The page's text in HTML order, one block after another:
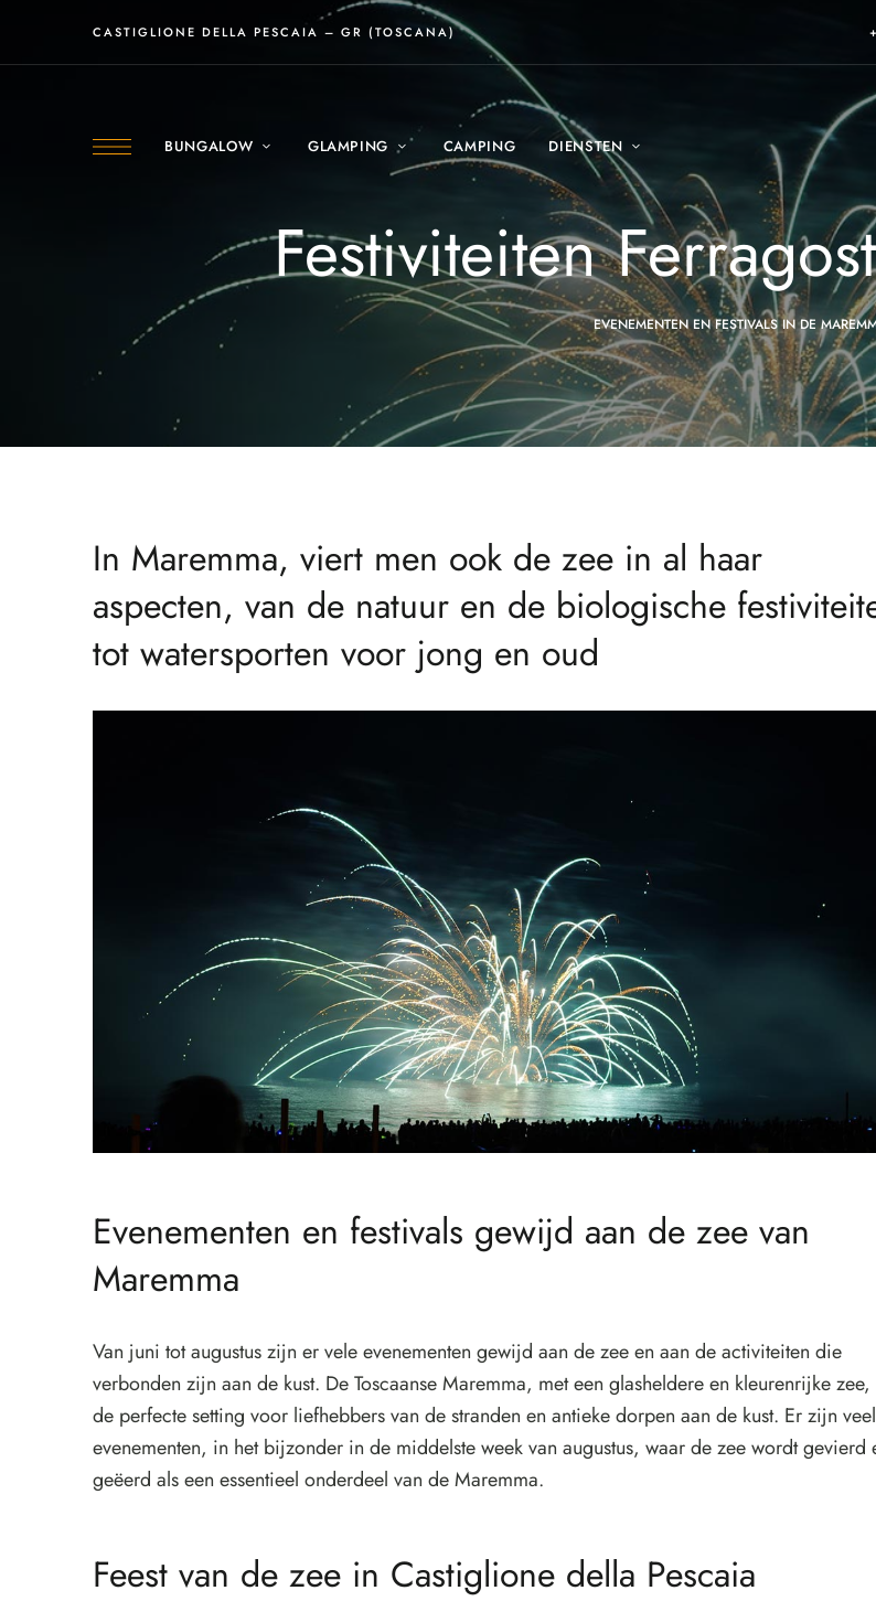
CASTIGLIONE DELLA PESCAIA – GR (TOSCANA)
BUNGALOW GLAMPING CAMPING DIENSTEN
Festiviteiten
EVENEMENTEN EN FESTIVALS IN DE
In Maremma, viert men ook de zee in al haar
aspecten, van de natuur en de biologische
tot watersporten voor jong en oud
Evenementen en festivals gewijd aan de zee van
Maremma
Van juni tot augustus zijn er vele evenementen gewijd aan de zee en aan de activiteiten die
verbonden zijn aan de kust. De Toscaanse Maremma, met een glasheldere en kleurenrijke zee,
de perfecte setting voor liefhebbers van de stranden en antieke dorpen aan de kust. Er zijn veel
evenementen, in het bijzonder in de middelste week van augustus, waar de zee wordt gevierd
geëerd als een essentieel onderdeel van de Maremma.
Feest van de zee in Castiglione della Pescaia